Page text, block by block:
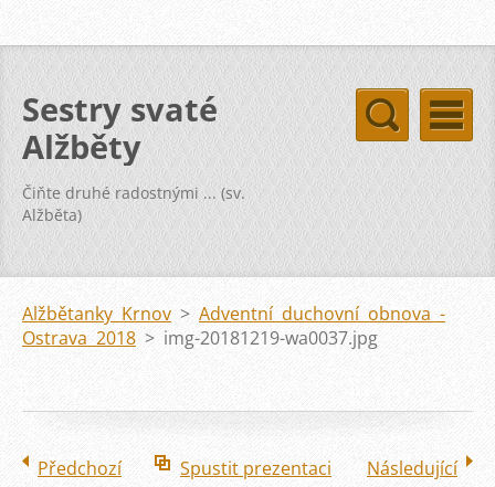
Sestry svaté
Alžběty
Čiňte druhé radostnými ... (sv.
Alžběta)
Alžbětanky Krnov > Adventní duchovní obnova -
Ostrava 2018 > img-20181219-wa0037.jpg
Předchozí Spustit prezentaci Následující